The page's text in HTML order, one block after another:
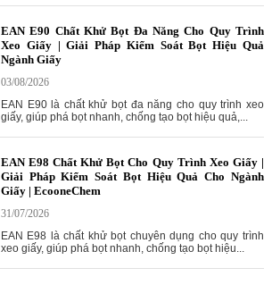
EAN E90 Chất Khử Bọt Đa Năng Cho Quy Trình
Xeo Giấy | Giải Pháp Kiểm Soát Bọt Hiệu Quả
Ngành Giấy
03/08/2026
EAN E90 là chất khử bọt đa năng cho quy trình xeo
giấy, giúp phá bọt nhanh, chống tạo bọt hiệu quả,...
EAN E98 Chất Khử Bọt Cho Quy Trình Xeo Giấy |
Giải Pháp Kiểm Soát Bọt Hiệu Quả Cho Ngành
Giấy | EcooneChem
31/07/2026
EAN E98 là chất khử bọt chuyên dụng cho quy trình
xeo giấy, giúp phá bọt nhanh, chống tạo bọt hiệu...